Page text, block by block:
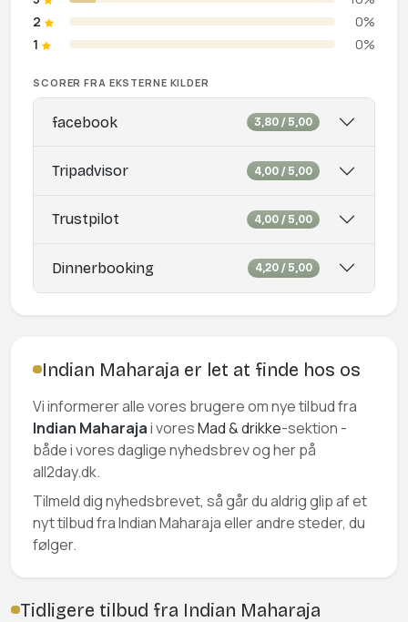
2
0%
1
0%
SCORER FRA EKSTERNE KILDER
facebook 3,80 / 5,00
Tripadvisor 4,00 / 5,00
Trustpilot 4,00 / 5,00
Dinnerbooking 4,20 / 5,00
Indian Maharaja er let at finde hos os
Vi informerer alle vores brugere om nye tilbud fra
Indian Maharajai voresMad & drikke-sektion -
både i vores daglige nyhedsbrev og her på
all2day.dk.
Tilmeld dig nyhedsbrevet, så går du aldrig glip af et
nyt tilbud fra Indian Maharaja eller andre steder, du
følger.
Tidligere tilbud fra Indian Maharaja